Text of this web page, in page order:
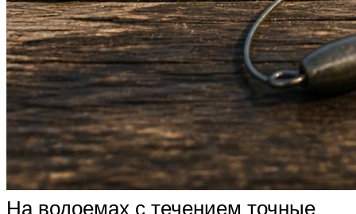
На водоемах с течением точные